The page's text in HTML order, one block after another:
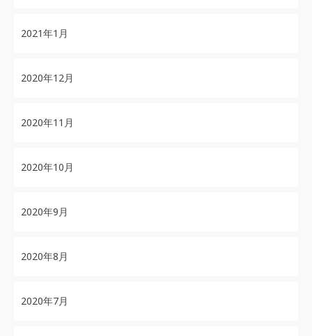
2021年1月
2020年12月
2020年11月
2020年10月
2020年9月
2020年8月
2020年7月